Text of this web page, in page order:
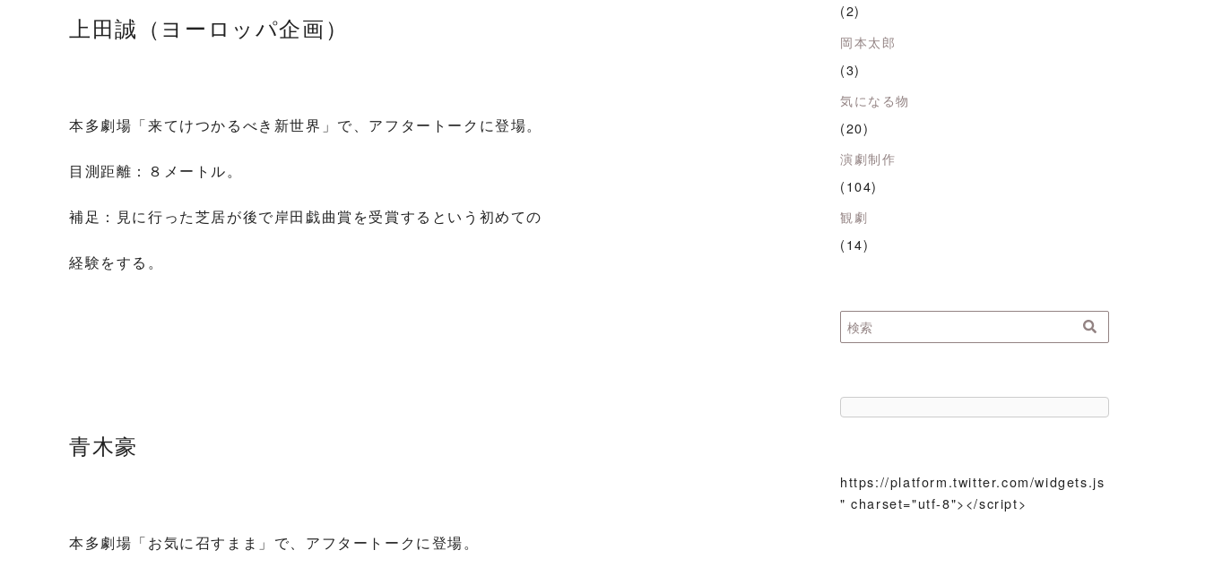
上田誠（ヨーロッパ企画）
本多劇場「来てけつかるべき新世界」で、アフタートークに登場。
目測距離：８メートル。
補足：見に行った芝居が後で岸田戯曲賞を受賞するという初めての
経験をする。
青木豪
本多劇場「お気に召すまま」で、アフタートークに登場。
(2)
岡本太郎
(3)
気になる物
(20)
演劇制作
(104)
観劇
(14)
https://platform.twitter.com/widgets.js
" charset="utf-8"></script>